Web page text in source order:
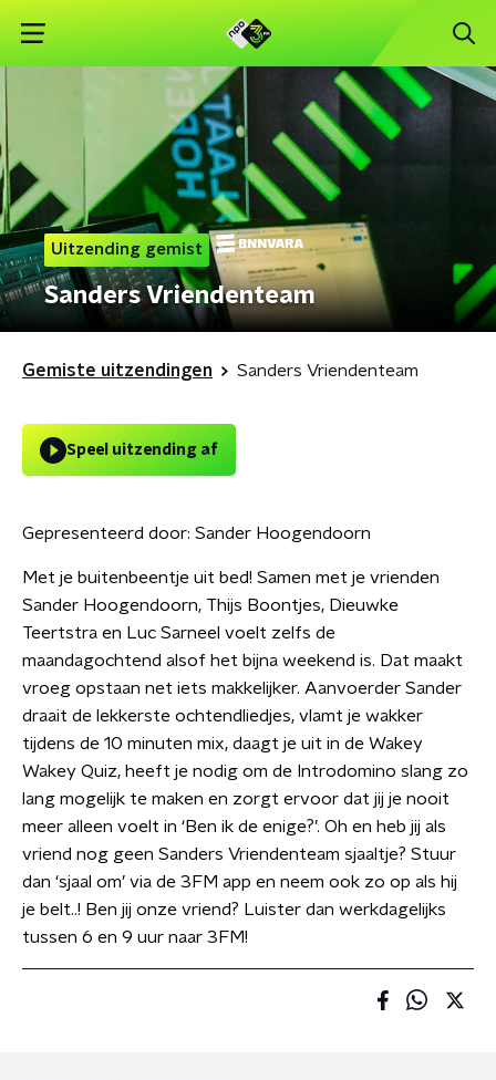
Uitzending gemist
Sanders Vriendenteam
Gemiste uitzendingen Sanders Vriendenteam
Speel uitzending af
Gepresenteerd door: Sander Hoogendoorn
Met je buitenbeentje uit bed! Samen met je vrienden
Sander Hoogendoorn, Thijs Boontjes, Dieuwke
Teertstra en Luc Sarneel voelt zelfs de
maandagochtend alsof het bijna weekend is. Dat maakt
vroeg opstaan net iets makkelijker. Aanvoerder Sander
draait de lekkerste ochtendliedjes, vlamt je wakker
tijdens de 10 minuten mix, daagt je uit in de Wakey
Wakey Quiz, heeft je nodig om de Introdomino slang zo
lang mogelijk te maken en zorgt ervoor dat jij je nooit
meer alleen voelt in ‘Ben ik de enige?’. Oh en heb jij als
vriend nog geen Sanders Vriendenteam sjaaltje? Stuur
dan ‘sjaal om’ via de 3FM app en neem ook zo op als hij
je belt..! Ben jij onze vriend? Luister dan werkdagelijks
tussen 6 en 9 uur naar 3FM!